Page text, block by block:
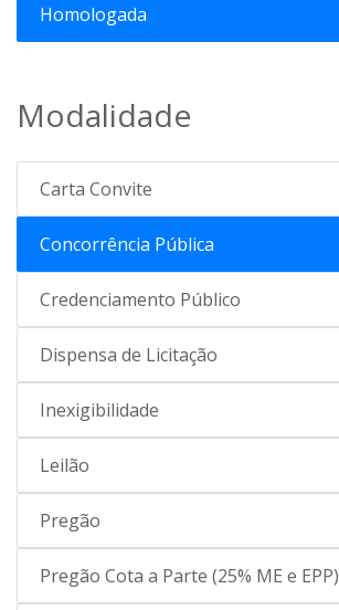
Homologada
Modalidade
Carta Convite
Concorrência Pública
Credenciamento Público
Dispensa de Licitação
Inexigibilidade
Leilão
Pregão
Pregão Cota a Parte (25% ME e EPP)